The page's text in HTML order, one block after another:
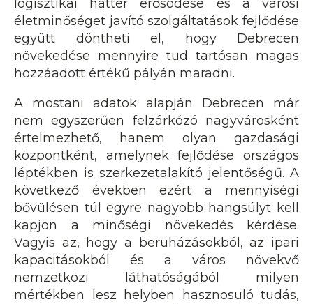
logisztikai háttér erősödése és a városi
életminőséget javító szolgáltatások fejlődése
együtt döntheti el, hogy Debrecen
növekedése mennyire tud tartósan magas
hozzáadott értékű pályán maradni.
A mostani adatok alapján Debrecen már
nem egyszerűen felzárkózó nagyvárosként
értelmezhető, hanem olyan gazdasági
központként, amelynek fejlődése országos
léptékben is szerkezetalakító jelentőségű. A
következő években ezért a mennyiségi
bővülésen túl egyre nagyobb hangsúlyt kell
kapjon a minőségi növekedés kérdése.
Vagyis az, hogy a beruházásokból, az ipari
kapacitásokból és a város növekvő
nemzetközi láthatóságából milyen
mértékben lesz helyben hasznosuló tudás,